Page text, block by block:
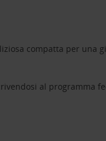
compatta per
al programma